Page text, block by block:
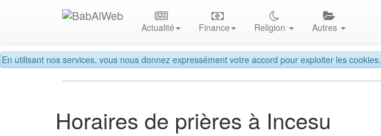
En utilisant nos services, vous nous donnez expressément votre accord pour exploiter les cookies.
Actualité Finance Religion Autres
Horaires de prières à Incesu